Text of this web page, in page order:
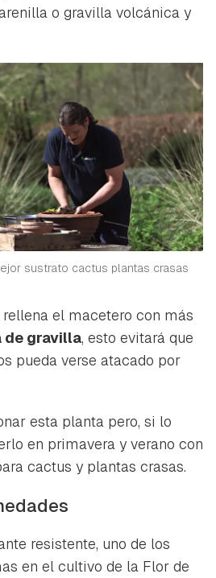
o gravilla volcánica y
sustrato cactus plantas crasas
el macetero con más
de gravilla, esto evitará que
pueda verse atacado por
esta planta pero, si lo
en primavera y verano con
cactus y plantas crasas.
resistente, uno de los
en el cultivo de la Flor de